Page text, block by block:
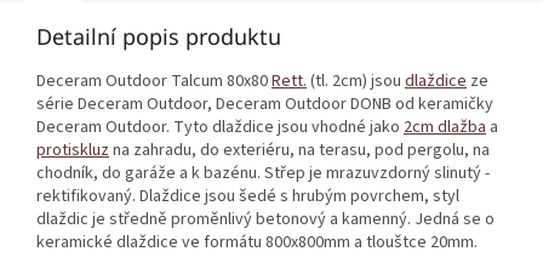
Detailní popis produktu
Deceram Outdoor Talcum 80x80Rett. (tl. 2cm) jsou dlaždice ze
série Deceram Outdoor, Deceram Outdoor DONB od keramičky
Deceram Outdoor. Tyto dlaždice jsou vhodné jako 2cm dlažba a
protiskluzna zahradu, do exteriéru, na terasu, pod pergolu, na
chodník, do garáže a k bazénu. Střep je mrazuvzdorný slinutý -
rektifikovaný. Dlaždice jsou šedé s hrubým povrchem, styl
dlaždic je středně proměnlivý betonový a kamenný. Jedná se o
keramické dlaždice ve formátu 800x800mm a tlouštce 20mm.